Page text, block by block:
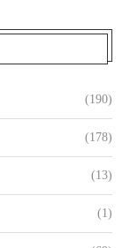
(190)
(178)
(13)
(1)